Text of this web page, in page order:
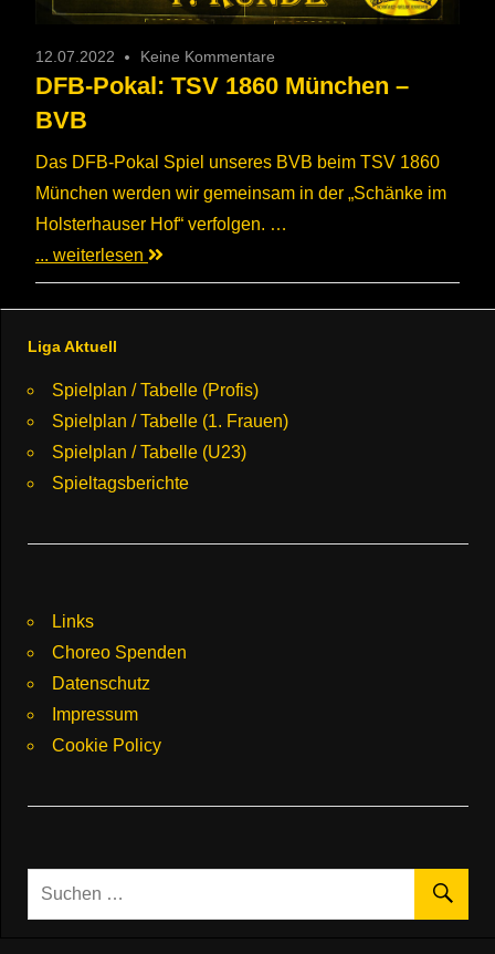
12.07.2022 Keine Kommentare
DFB-Pokal: TSV 1860 München –
BVB
Das DFB-Pokal Spiel unseres BVB beim TSV 1860
München werden wir gemeinsam in der „Schänke im
Holsterhauser Hof“ verfolgen. …
... weiterlesen
Liga Aktuell
Spielplan / Tabelle (Profis)
Spielplan / Tabelle (1. Frauen)
Spielplan / Tabelle (U23)
Spieltagsberichte
Links
Choreo Spenden
Datenschutz
Impressum
Cookie Policy